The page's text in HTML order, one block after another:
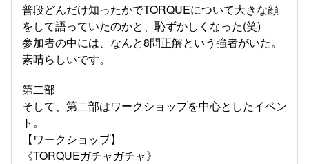
普段どんだけ知ったかでTORQUEについて大きな顔
をして語っていたのかと、恥ずかしくなった(笑)
参加者の中には、なんと8問正解という強者がいた。
素晴らしいです。
第二部
そして、第二部はワークショップを中心としたイベン
ト。
【ワークショップ】
《TORQUEガチャガチャ》